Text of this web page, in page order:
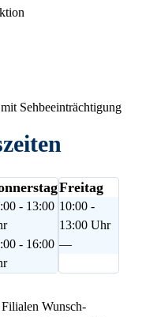
Sehbeeinträchtigung
- 13:00
- 16:00
Freitag
10:00 -
13:00 Uhr
—
Wunsch-